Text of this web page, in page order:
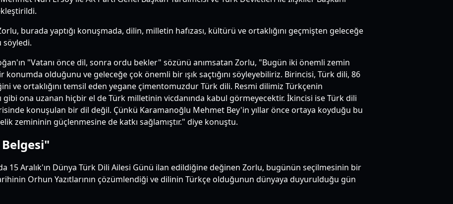
burada yaptığı konuşmada, dilin, milletin hafızası, kültürü ve ortaklığını geçmişten geleceğe
söyledi.
"Vatanı önce dil, sonra ordu bekler" sözünü anımsatan Zorlu, "Bugün iki önemli zemin
olduğunu ve geleceğe çok önemli bir ışık saçtığını söyleyebiliriz. Birincisi, Türk dili, 86
ve ortaklığını temsil eden yegane çimentomuzdur Türk dili. Resmi dilimiz Türkçenin
gibi ona uzanan hiçbir el de Türk milletinin vicdanında kabul görmeyecektir. İkincisi ise Türk dili
konuşulan bir dil değil. Çünkü Karamanoğlu Mehmet Bey'in yıllar önce ortaya koyduğu bu
zemininin güçlenmesine de katkı sağlamıştır." diye konuştu.
15 Aralık'ın Dünya Türk Dili Ailesi Günü ilan edildiğine değinen Zorlu, bugünün seçilmesinin bir
Orhun Yazıtlarının çözümlendiği ve dilinin Türkçe olduğunun dünyaya duyurulduğu gün